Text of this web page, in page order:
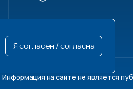
Информация на сайте не является
Я согласен / согласна